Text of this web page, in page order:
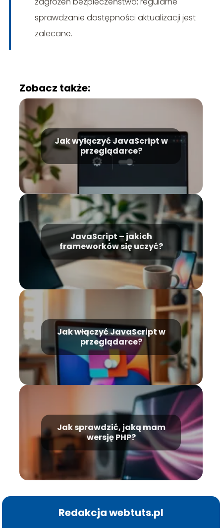
sprawdzanie dostępności aktualizacji jest
zalecane.
Zobacz także:
Jak wyłączyć JavaScript w
przeglądarce?
JavaScript – jakich
frameworków się uczyć?
Jak włączyć JavaScript w
przeglądarce?
Jak sprawdzić, jaką mam
wersję PHP?
Redakcja webtuts.pl